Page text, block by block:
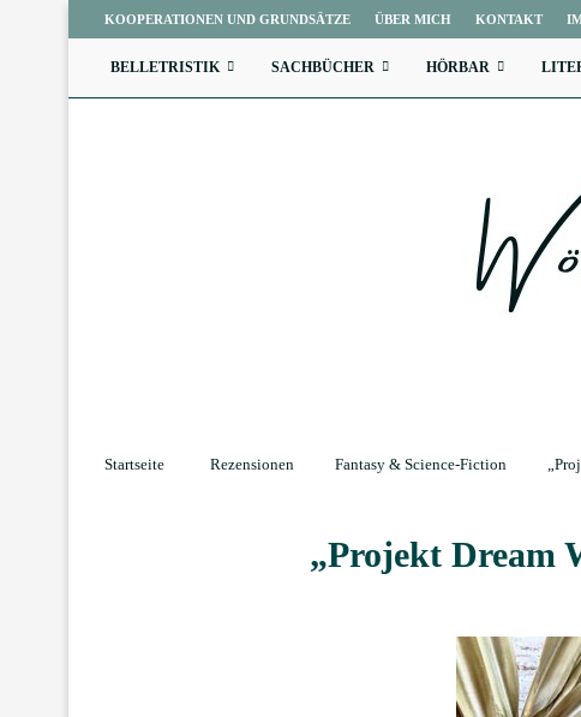
KOOPERATIONEN UND GRUNDSÄTZE ÜBER MICH KONTAKT
BELLETRISTIK SACHBÜCHER HÖRBAR
Startseite Rezensionen Fantasy & Science-Fiction
„Projekt Dream